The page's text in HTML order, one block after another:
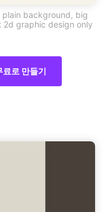
plain background, big
2d graphic design only
로 만들기